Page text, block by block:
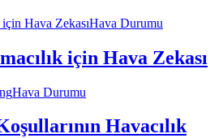
Hava Durumu
için Hava Zekası
Hava Durumu
Havacılık